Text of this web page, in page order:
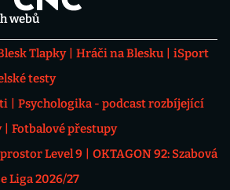
webů
Tlapky Hráči na Blesku
iSport
testy
Psychologika - podcast rozbíjející
Fotbalové přestupy
Level 9
OKTAGON 92: Szabová
Liga 2026/27